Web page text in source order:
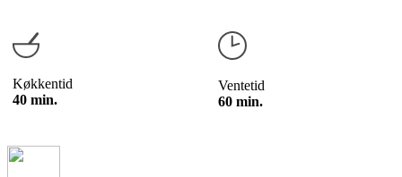
Køkkentid
40 min.
Ventetid
60 min.